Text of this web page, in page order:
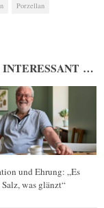
Porzellan
…
und Ehrung: „Es
was glänzt“